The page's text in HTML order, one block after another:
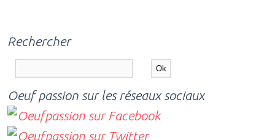
Rechercher
Oeuf passion sur les réseaux sociaux